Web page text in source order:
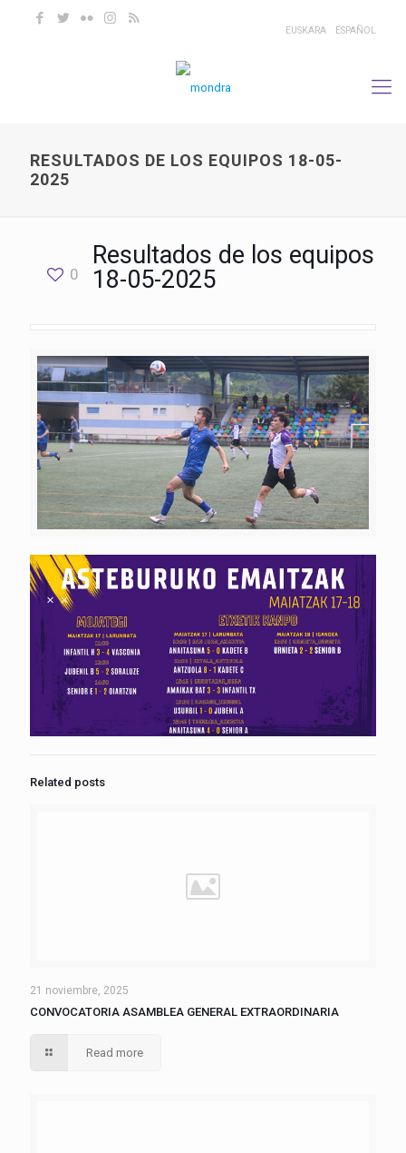
EUSKARA ESPAÑOL
RESULTADOS DE LOS EQUIPOS 18-05-
2025
0
Resultados de los equipos
18-05-2025
Related posts
21 noviembre, 2025
CONVOCATORIA ASAMBLEA GENERAL EXTRAORDINARIA
Read more